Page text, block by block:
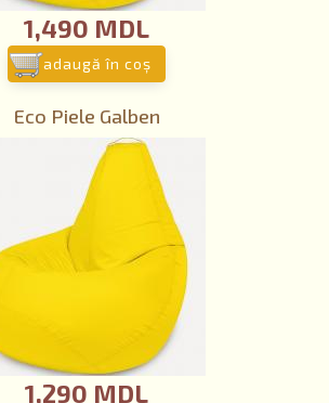
1,490 MDL
adaugă în coş
Eco Piele Galben
1,290 MDL